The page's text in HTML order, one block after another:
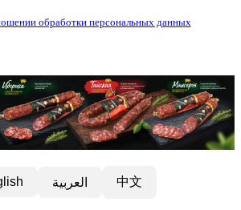
обработки персональных данных
العربية 中文